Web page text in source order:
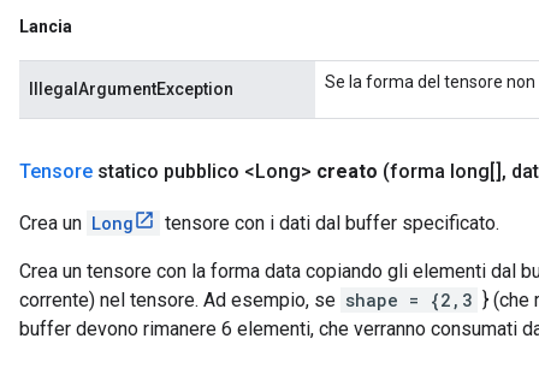
Lancia
IllegalArgumentException Se la forma del tensore
Tensore statico pubblico <Long> creato (forma long[] ,
Crea un Long tensore con i dati dal buffer specificato.
Crea un tensore con la forma data copiando gli elementi dal
corrente) nel tensore. Ad esempio, se shape = {2,3 } (che
buffer devono rimanere 6 elementi, che verranno consumati